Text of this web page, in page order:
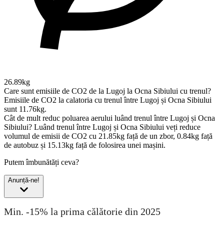
26.89kg
Care sunt emisiile de CO2 de la Lugoj la Ocna Sibiului cu trenul?
Emisiile de CO2 la calatoria cu trenul între Lugoj și Ocna Sibiului
sunt 11.76kg.
Cât de mult reduc poluarea aerului luând trenul între Lugoj și Ocna
Sibiului? Luând trenul între Lugoj și Ocna Sibiului veți reduce
volumul de emisii de CO2 cu 21.85kg față de un zbor, 0.84kg față
de autobuz și 15.13kg față de folosirea unei mașini.
Putem îmbunătăți ceva?
Anunță-ne!
Min. -15% la prima călătorie din 2025